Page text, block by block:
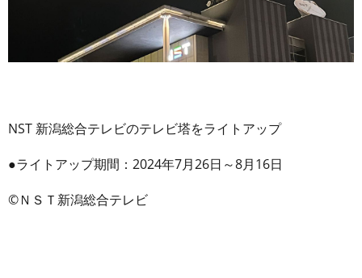
NST 新潟総合テレビのテレビ塔をライトアップ
●ライトアップ期間：2024年7月26日～8月16日
©ＮＳＴ新潟総合テレビ